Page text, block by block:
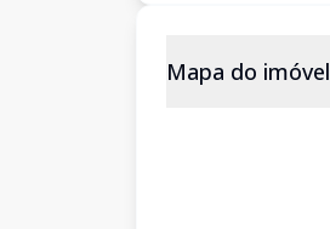
Mapa do imóvel